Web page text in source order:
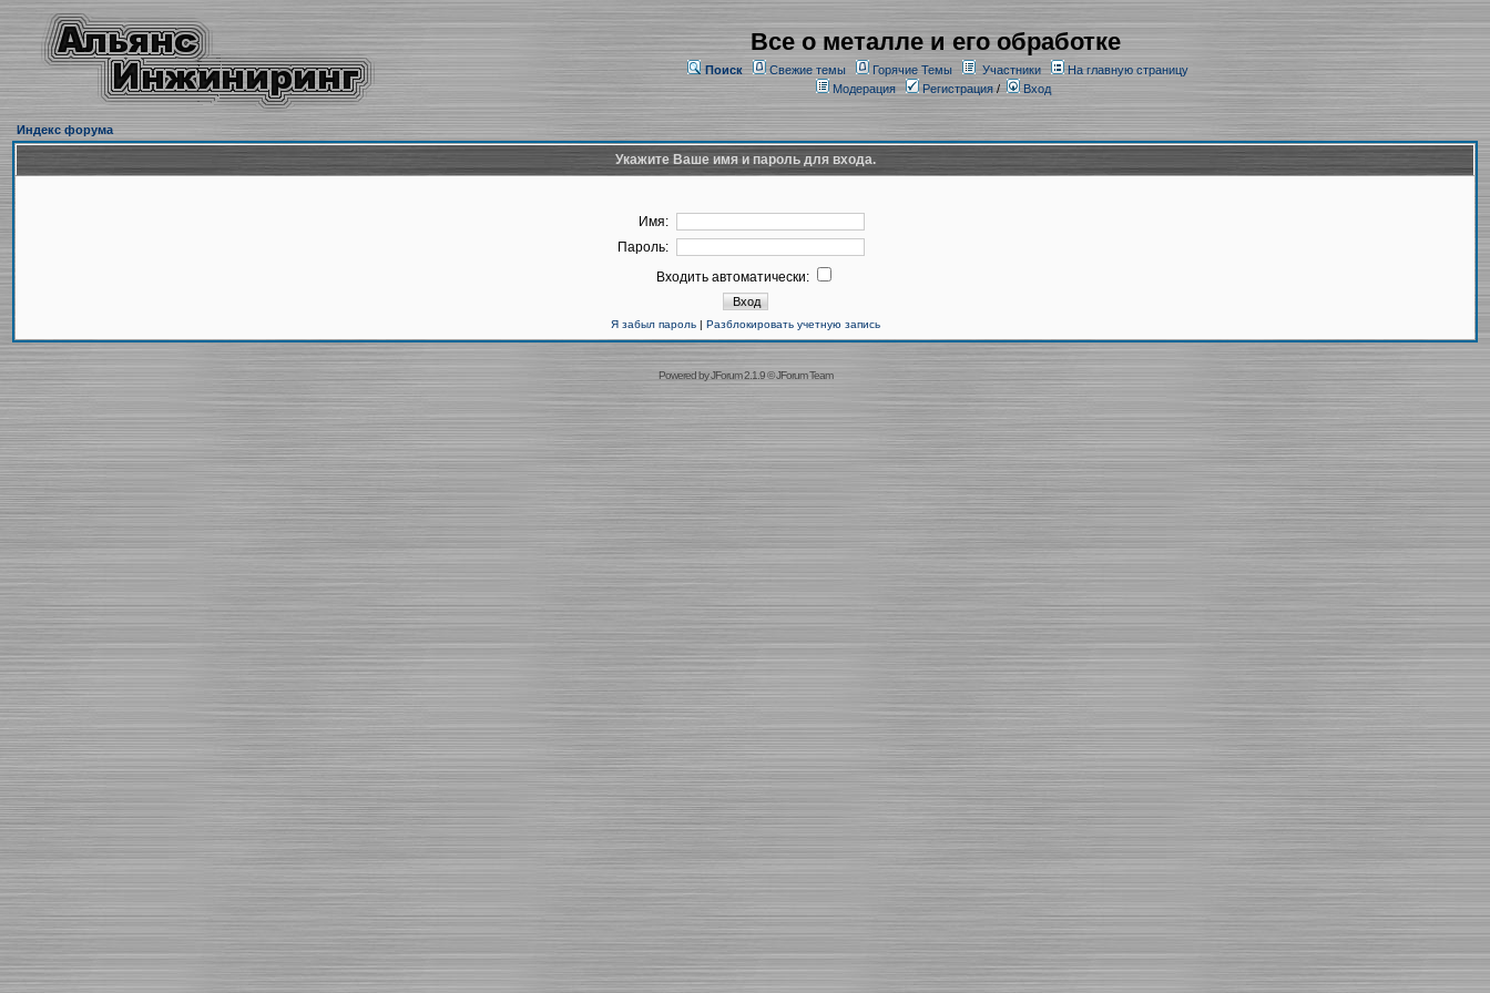
Все о металле и его обработке
Поиск Свежие темы Горячие Темы Участники
На главную страницу
Модерация
Регистрация/ Вход
Индекс форума
Укажите Ваше имя и пароль для входа.
Имя:
Пароль:
Входить автоматически:
Я забыл пароль| Разблокировать учетную запись
Powered byJForum 2.1.9©JForum Team